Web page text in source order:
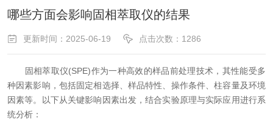
哪些方面会影响固相萃取仪的结果
更新时间：2025-06-19 点击次数：1286
固相萃取仪(SPE)作为一种高效的样品前处理技术，其性能受多
种因素影响，包括固定相选择、样品特性、操作条件、柱容量及环境
因素等。以下从关键影响因素出发，结合实验原理与实际应用进行系
统分析：